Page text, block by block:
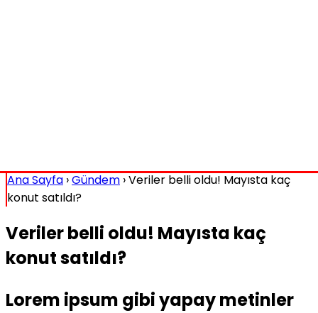
Ana Sayfa ›Gündem ›Veriler belli oldu! Mayısta kaç
konut satıldı?
Veriler belli oldu! Mayısta kaç
konut satıldı?
Lorem ipsum gibi yapay metinler